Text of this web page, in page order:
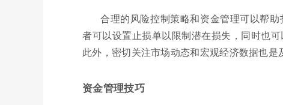
合理的风险控制策略和资金管理可以帮
者可以设置止损单以限制潜在损失，同时也
此外，密切关注市场动态和宏观经济数据也是
资金管理技巧